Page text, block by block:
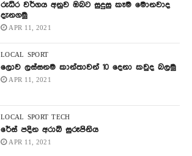
රුධිර වර්ගය අනුව ඔබට සුදුසු කෑම මොනවාද
දැනගමු
APR 11, 2021
LOCAL SPORT
ලොව ලස්සනම කාන්තාවන් 10 දෙනා කවුද බලමු
APR 11, 2021
LOCAL SPORT TECH
රේස් පදින අරාබි සුරූපිනිය
APR 11, 2021